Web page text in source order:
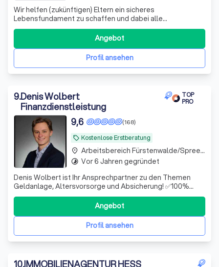
Wir helfen (zukünftigen) Eltern ein sicheres
Lebensfundament zu schaffen und dabei alle
Steuervorteile zu nutzen, die dir zustehen.
Profil ansehen
Angebot
9.Denis Wolbert
Finanzdienstleistung
TOP
PRO
local_offer Kostenlose Erstberatung
(168)
9,6
Denis Wolbert ist Ihr Ansprechpartner zu den Themen
Geldanlage, Altersvorsorge und Absicherung! ✅100%
unabhängig ✅Hohe Fachkompetenz ✅Digital & schnell
Profil ansehen
Angebot
place Arbeitsbereich Fürstenwalde/Spree Fürstenwalde
timelapse Vor 6 Jahren gegründet
10.IMMOBILIENAGENTUR HESS